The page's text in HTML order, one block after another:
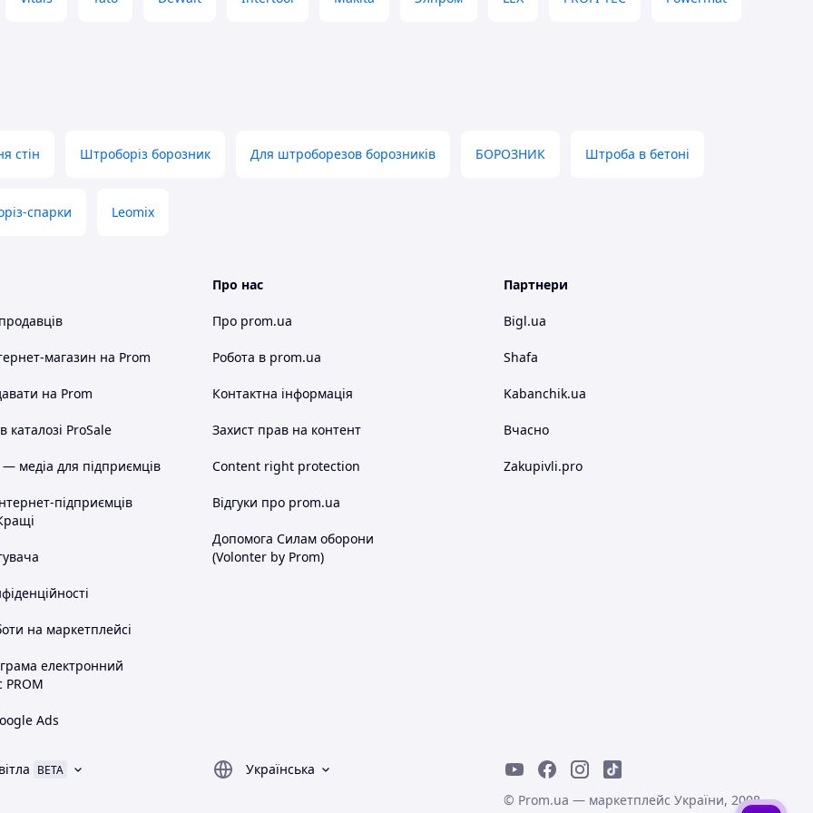
та майстерні. Електроінструменти,
саме те, що потрібно. Tools Store сила
стін Штроборіз борозник Для штроборезов борозників БОРОЗНИК Штроба в бетоні
спарки Leomix
магазин на Prom
на Prom
каталозі ProSale
медіа для підприємців
підприємців
на маркетплейсі
електронний
PROM
Ads
Про нас
Про prom.ua
Робота в prom.ua
Контактна інформація
Захист прав на контент
Content right protection
Відгуки про prom.ua
Допомога Силам оборони
(Volonter by Prom)
Партнери
Bigl.ua
Shafa
Kabanchik.ua
Вчасно
Zakupivli.pro
BETA
Українська
© Prom.ua — маркетплейс України, 2008-